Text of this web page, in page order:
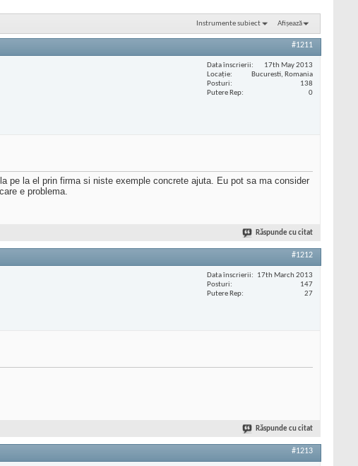
Instrumente subiect Afișează
#1211
Data înscrierii
17th May 2013
Locaţie
Bucuresti, Romania
Posturi
138
Putere Rep
0
pe la el prin firma si niste exemple concrete ajuta. Eu pot sa ma consider
e problema.
Răspunde cu citat
#1212
Data înscrierii
17th March 2013
Posturi
147
Putere Rep
27
Răspunde cu citat
#1213